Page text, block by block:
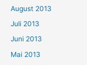
August 2013
Juli 2013
Juni 2013
Mai 2013